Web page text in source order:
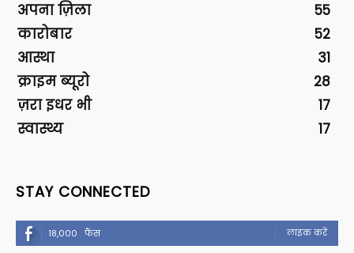
अपना ज़िला
55
कारोबार
52
आस्था
31
क्राइम ब्यूरो
28
ज़रा इधर भी
17
स्वास्थ्य
17
STAY CONNECTED
18,000 फैंस लाइक करें